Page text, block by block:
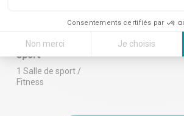
Consentements certifiés par
Non merci Je choisis
Axeptio consent
Plateforme de Gestion du Consentement :
Notre plateforme vous permet d'adapter et
Sport
1 Salle de sport /
Fitness